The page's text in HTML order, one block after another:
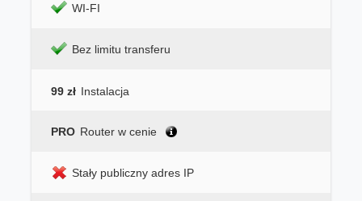
WI-FI
Bez limitu transferu
99 zł Instalacja
PRO Router w cenie
Stały publiczny adres IP